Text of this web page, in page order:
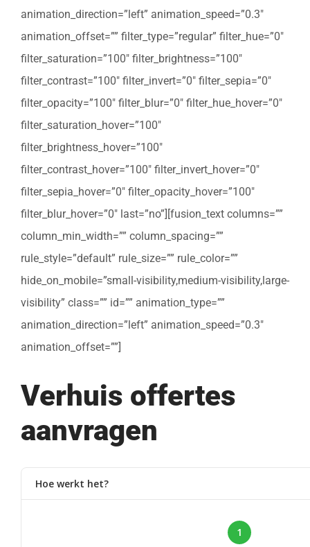
animation_direction=”left” animation_speed=”0.3″
animation_offset=”” filter_type=”regular” filter_hue=”0″
filter_saturation=”100″ filter_brightness=”100″
filter_contrast=”100″ filter_invert=”0″ filter_sepia=”0″
filter_opacity=”100″ filter_blur=”0″ filter_hue_hover=”0″
filter_saturation_hover=”100″
filter_brightness_hover=”100″
filter_contrast_hover=”100″ filter_invert_hover=”0″
filter_sepia_hover=”0″ filter_opacity_hover=”100″
filter_blur_hover=”0″ last=”no”][fusion_text columns=””
column_min_width=”” column_spacing=””
rule_style=”default” rule_size=”” rule_color=””
hide_on_mobile=”small-visibility,medium-visibility,large-
visibility” class=”” id=”” animation_type=””
animation_direction=”left” animation_speed=”0.3″
animation_offset=””]
Verhuis offertes
aanvragen